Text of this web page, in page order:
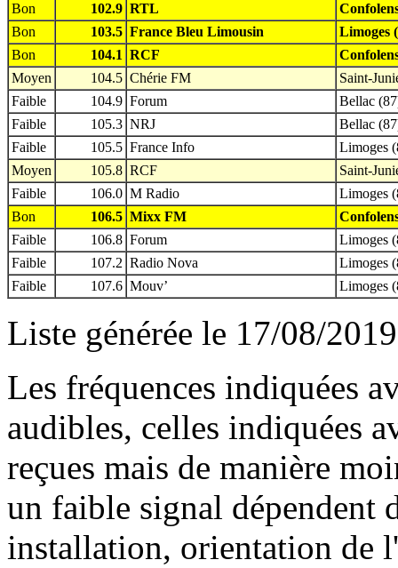
Bon
102.9 RTL
Bon
103.5 France Bleu Limousin
Limoges
Bon
104.1 RCF
Moyen
104.5 Chérie FM
Saint-
Faible
104.9 Forum
Bellac
Faible
105.3 NRJ
Bellac
Faible
105.5 France Info
Limoges
Moyen
105.8 RCF
Saint-
Faible
106.0 M Radio
Limoges
Bon
106.5 Mixx FM
Faible
106.8 Forum
Limoges
Faible
107.2 Radio Nova
Limoges
Faible
107.6 Mouv’ Limoges
Liste générée le 17/08/
Les fréquences indiquées
audibles, celles indiquées
reçues mais de manière
un faible signal dépendent
installation, orientation de